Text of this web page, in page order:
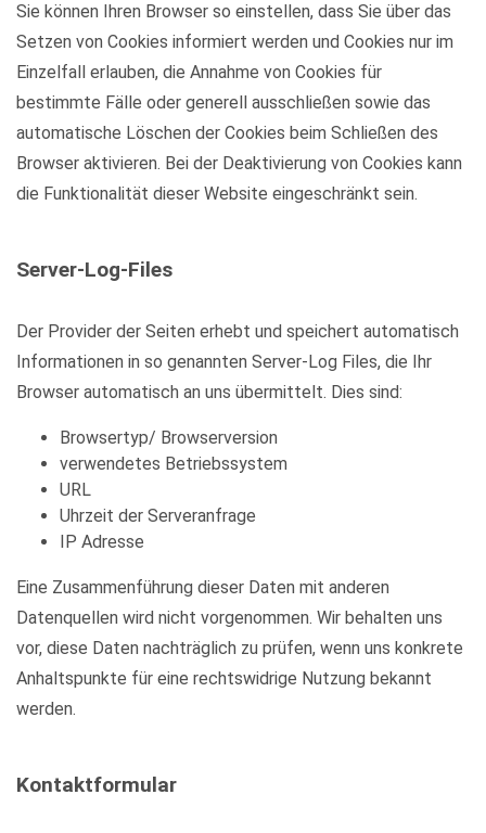
Sie können Ihren Browser so einstellen, dass Sie über das
Setzen von Cookies informiert werden und Cookies nur im
Einzelfall erlauben, die Annahme von Cookies für
bestimmte Fälle oder generell ausschließen sowie das
automatische Löschen der Cookies beim Schließen des
Browser aktivieren. Bei der Deaktivierung von Cookies kann
die Funktionalität dieser Website eingeschränkt sein.
Server-Log-Files
Der Provider der Seiten erhebt und speichert automatisch
Informationen in so genannten Server-Log Files, die Ihr
Browser automatisch an uns übermittelt. Dies sind:
Browsertyp/ Browserversion
verwendetes Betriebssystem
URL
Uhrzeit der Serveranfrage
IP Adresse
Eine Zusammenführung dieser Daten mit anderen
Datenquellen wird nicht vorgenommen. Wir behalten uns
vor, diese Daten nachträglich zu prüfen, wenn uns konkrete
Anhaltspunkte für eine rechtswidrige Nutzung bekannt
werden.
Kontaktformular